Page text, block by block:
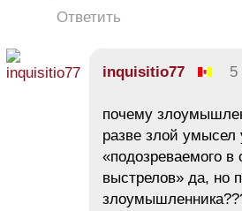
Ответить
inquisitiо77 5
почему
разве злой умысел
«подозреваемого
выстрелов» да, но